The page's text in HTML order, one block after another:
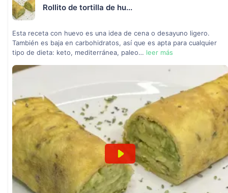
Rollito de tortilla de hu...
Esta receta con huevo es una idea de cena o desayuno ligero.
También es baja en carbohidratos, así que es apta para cualquier
tipo de dieta: keto, mediterránea, paleo… leer más